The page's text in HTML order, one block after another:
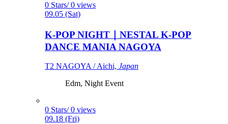
0 Stars/ 0 views
09.05 (Sat)
K-POP NIGHT｜NESTAL K-POP
DANCE MANIA NAGOYA
T2 NAGOYA / Aichi, Japan
Edm, Night Event
0 Stars/ 0 views
09.18 (Fri)